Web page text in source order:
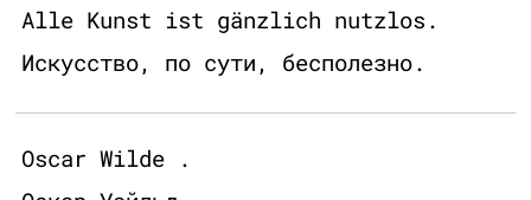
Alle Kunst ist gänzlich nutzlos.
Искусство, по сути, бесполезно.
Oscar Wilde .